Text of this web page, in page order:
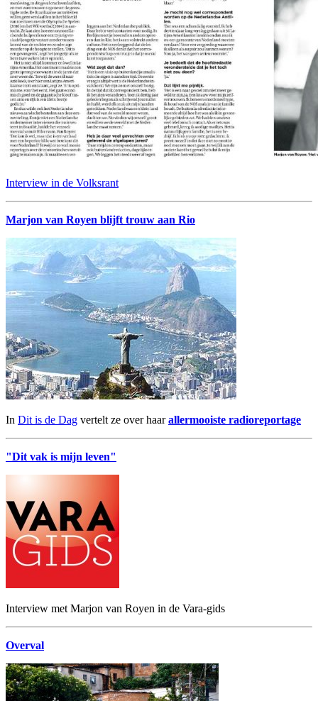
Interview in de Volksrant
Marjon van Royen blijft trouw aan Rio
In Dit is de Dag vertelt ze over haarallermooiste radioreportage
"Dit vak is mijn leven"
Interview met Marjon van Royen in de Vara-gids
Overval